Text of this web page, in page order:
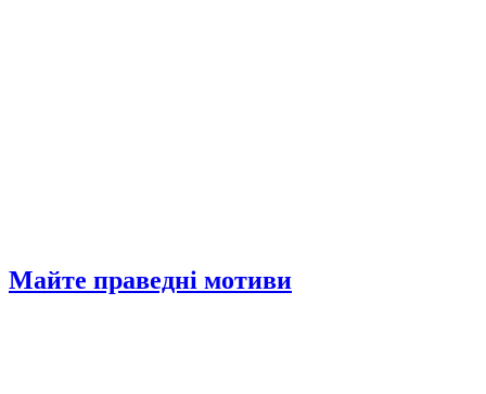
Майте праведні мотиви